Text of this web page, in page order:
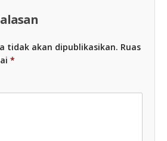
tidak akan dipublikasikan. Ruas
*